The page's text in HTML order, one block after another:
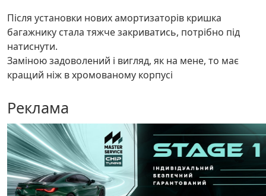
Після установки нових амортизаторів кришка
багажнику стала тяжче закриватись, потрібно під
натиснути.
Заміною задоволений і вигляд, як на мене, то має
кращий ніж в хромованому корпусі
Реклама